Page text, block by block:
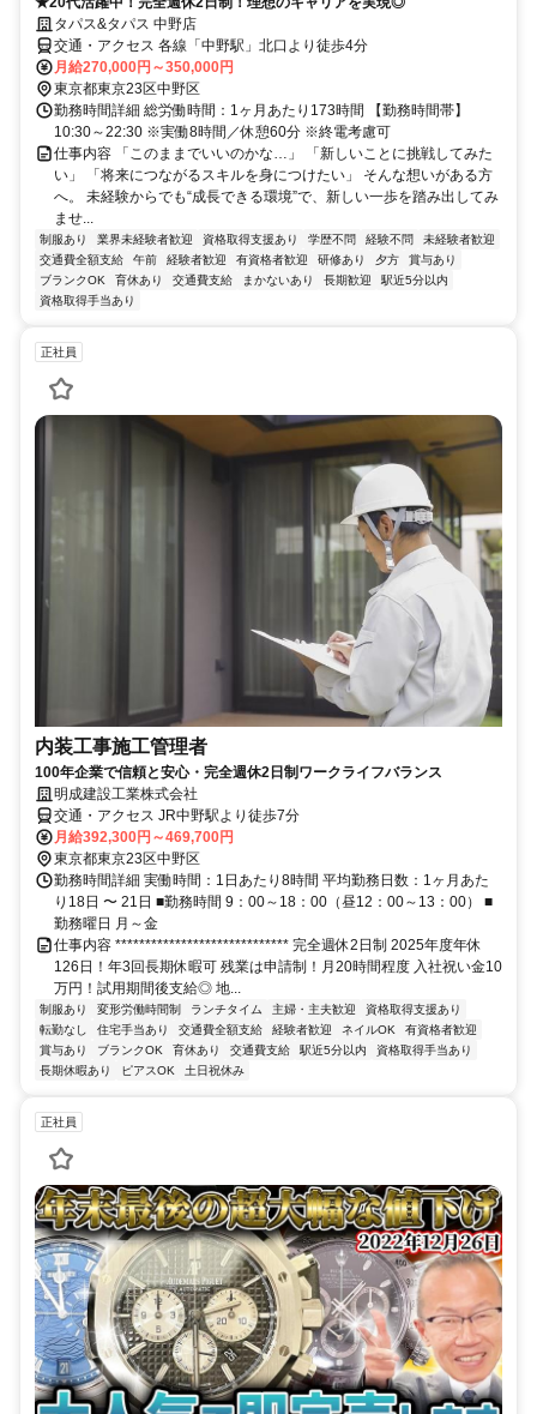
タパス&タパス 中野店
交通・アクセス 各線「中野駅」北口より徒歩4分
月給270,000円～350,000円
東京都東京23区中野区
勤務時間詳細 総労働時間：1ヶ月あたり173時間 【勤務時間帯】
10:30～22:30 ※実働8時間／休憩60分 ※終電考慮可
仕事内容 「このままでいいのかな…」 「新しいことに挑戦してみた
い」 「将来につながるスキルを身につけたい」 そんな想いがある方
へ。 未経験からでも“成長できる環境”で、新しい一歩を踏み出してみ
ませ...
制服あり 業界未経験者歓迎 資格取得支援あり 学歴不問 経験不問
未経験者歓迎
交通費全額支給
午前 経験者歓迎 有資格者歓迎 研修あり 夕方
賞与あり
ブランクOK
育休あり 交通費支給 まかないあり 長期歓迎
駅近5分以内
資格取得手当あり
正社員
内装工事施工管理者
100年企業で信頼と安心・完全週休2日制ワークライフバランス
明成建設工業株式会社
交通・アクセス JR中野駅より徒歩7分
月給392,300円～469,700円
東京都東京23区中野区
勤務時間詳細 実働時間：1日あたり8時間 平均勤務日数：1ヶ月あた
り18日 〜 21日 ■勤務時間 9：00～18：00（昼12：00～13：00） ■
勤務曜日 月～金
仕事内容 ***************************** 完全週休2日制 2025年度年休
126日！年3回長期休暇可 残業は申請制！月20時間程度 入社祝い金10
万円！試用期間後支給◎ 地...
制服あり 変形労働時間制 ランチタイム 主婦・主夫歓迎
資格取得支援あり
転勤なし
住宅手当あり 交通費全額支給 経験者歓迎 ネイルOK
有資格者歓迎
賞与あり
ブランクOK 育休あり 交通費支給 駅近5分以内
資格取得手当あり
長期休暇あり
ピアスOK 土日祝休み
正社員